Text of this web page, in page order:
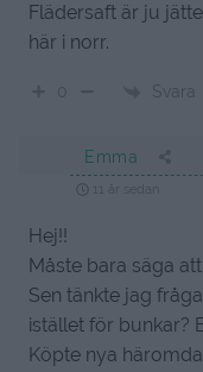
Flädersaft är ju
här i norr.
0 Svara
Emma
11 år sedan
Hej!!
Måste bara säga
Sen tänkte jag
istället för bunkar?
Köpte nya